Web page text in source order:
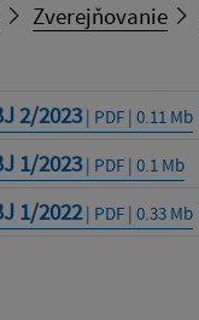
Zverejňovanie
2/2023| PDF | 0.11 Mb
1/2023| PDF | 0.1 Mb
1/2022| PDF | 0.33 Mb